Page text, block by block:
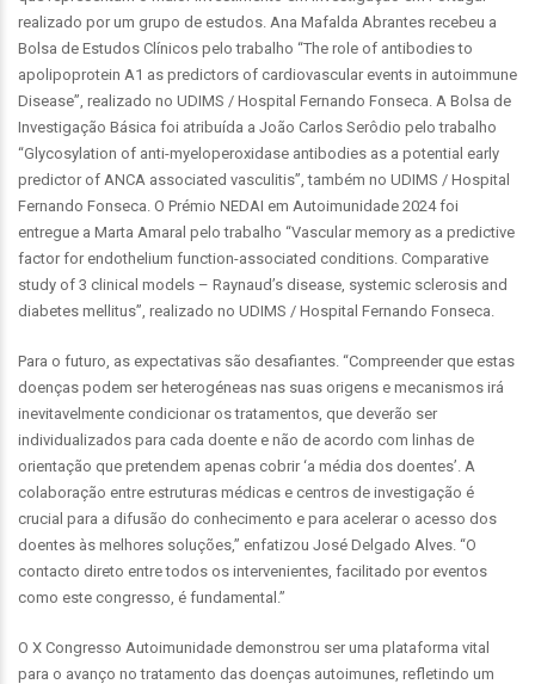
realizado por um grupo de estudos. Ana Mafalda Abrantes recebeu a
Bolsa de Estudos Clínicos pelo trabalho “The role of antibodies to
apolipoprotein A1 as predictors of cardiovascular events in autoimmune
Disease”, realizado no UDIMS / Hospital Fernando Fonseca. A Bolsa de
Investigação Básica foi atribuída a João Carlos Serôdio pelo trabalho
“Glycosylation of anti-myeloperoxidase antibodies as a potential early
predictor of ANCA associated vasculitis”, também no UDIMS / Hospital
Fernando Fonseca. O Prémio NEDAI em Autoimunidade 2024 foi
entregue a Marta Amaral pelo trabalho “Vascular memory as a predictive
factor for endothelium function-associated conditions. Comparative
study of 3 clinical models – Raynaud’s disease, systemic sclerosis and
diabetes mellitus”, realizado no UDIMS / Hospital Fernando Fonseca.
Para o futuro, as expectativas são desafiantes. “Compreender que estas
doenças podem ser heterogéneas nas suas origens e mecanismos irá
inevitavelmente condicionar os tratamentos, que deverão ser
individualizados para cada doente e não de acordo com linhas de
orientação que pretendem apenas cobrir ‘a média dos doentes’. A
colaboração entre estruturas médicas e centros de investigação é
crucial para a difusão do conhecimento e para acelerar o acesso dos
doentes às melhores soluções,” enfatizou José Delgado Alves. “O
contacto direto entre todos os intervenientes, facilitado por eventos
como este congresso, é fundamental.”
O X Congresso Autoimunidade demonstrou ser uma plataforma vital
para o avanço no tratamento das doenças autoimunes, refletindo um